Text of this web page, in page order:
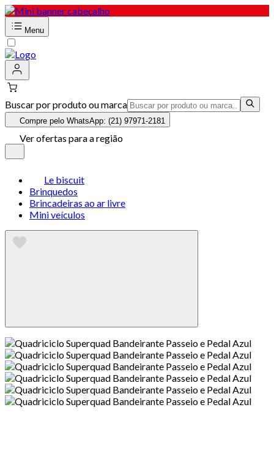
Menu
Buscar por produto ou marca
Compre pelo WhatsApp: (21) 97971-2181
Ver ofertas para a região
Le biscuit
Brinquedos
Brincadeiras ao ar livre
Mini veículos